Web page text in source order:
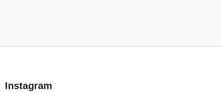
bInstagram